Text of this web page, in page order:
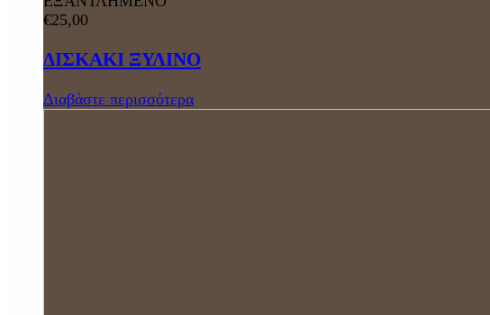
€25,00
ΔΙΣΚΑΚΙ ΞΥΛΙΝΟ
Διαβάστε περισσότερα